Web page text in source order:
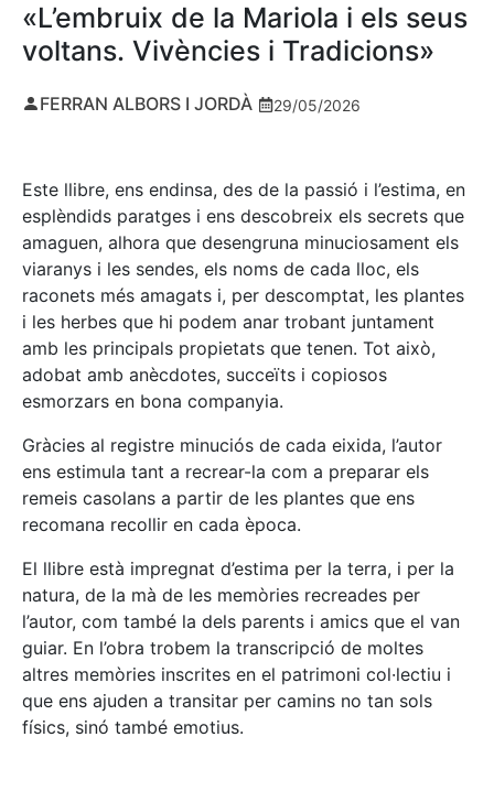
«L’embruix de la Mariola i els seus
voltans. Vivències i Tradicions»
FERRAN ALBORS I JORDÀ 29/05/2026
Este llibre, ens endinsa, des de la passió i l’estima, en
esplèndids paratges i ens descobreix els secrets que
amaguen, alhora que desengruna minuciosament els
viaranys i les sendes, els noms de cada lloc, els
raconets més amagats i, per descomptat, les plantes
i les herbes que hi podem anar trobant juntament
amb les principals propietats que tenen. Tot això,
adobat amb anècdotes, succeïts i copiosos
esmorzars en bona companyia.
Gràcies al registre minuciós de cada eixida, l’autor
ens estimula tant a recrear-la com a preparar els
remeis casolans a partir de les plantes que ens
recomana recollir en cada època.
El llibre està impregnat d’estima per la terra, i per la
natura, de la mà de les memòries recreades per
l’autor, com també la dels parents i amics que el van
guiar. En l’obra trobem la transcripció de moltes
altres memòries inscrites en el patrimoni col·lectiu i
que ens ajuden a transitar per camins no tan sols
físics, sinó també emotius.